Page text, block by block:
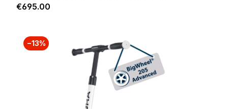
Regular price:
€695.00
−13%